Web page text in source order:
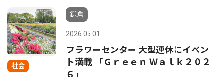
社会
鎌倉
2026.05.01
フラワーセンター 大型連休にイベン
ト満載 「Ｇｒｅｅｎ Ｗａｌｋ２０２
６」